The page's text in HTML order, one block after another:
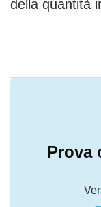
della quantità
Prova